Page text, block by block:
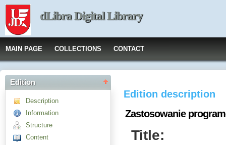
dLibra Digital Library
MAIN PAGE COLLECTIONS CONTACT
Edition
Description
Information
Structure
Content
Edition description
Zastosowanie
Title: